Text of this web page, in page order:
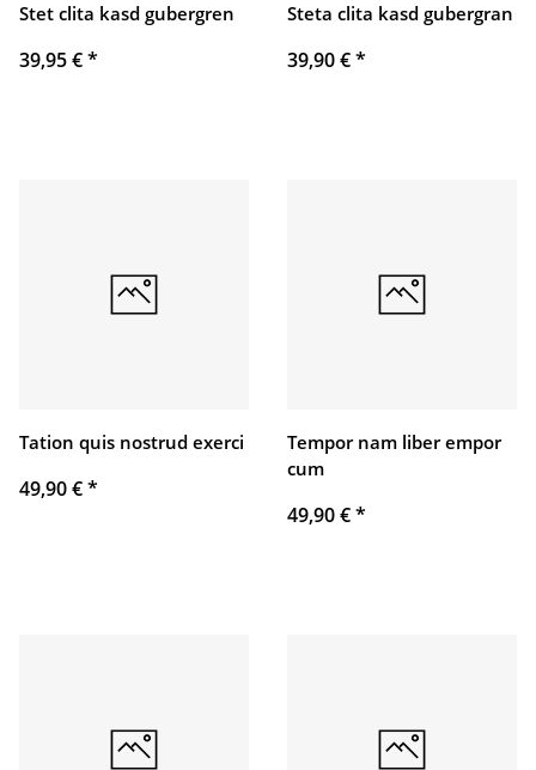
Stet clita kasd gubergren
39,95 €*
Steta clita kasd gubergran
39,90 €*
Tation quis nostrud exerci
49,90 €*
Tempor nam liber empor
cum
49,90 €*